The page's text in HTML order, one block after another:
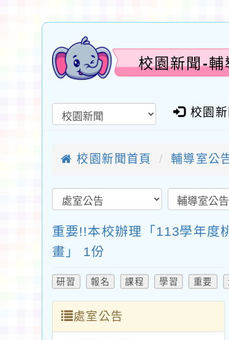
校園新聞-
校園新
校園新聞首頁 輔導室公
重要!!本校辦理「113學年度
畫」 1份
研習 報名 課程 學習 重要
處室公告